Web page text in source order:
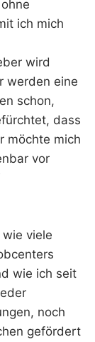
ich mich
wird
werden eine
schon,
dass
möchte mich
vor
viele
wie ich seit
noch
gefördert